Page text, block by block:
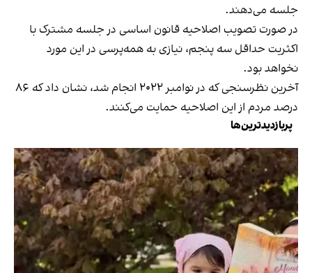
جلسه می‌دهند.
در صورت تصویب اصلاحیه قانون اساسی در جلسه مشترک با
اکثریت حداقل سه پنجم، نیازی به همه‌پرسی در این مورد
نخواهد بود.
آخرین نظرسنجی که در نوامبر ۲۰۲۲ انجام شد، نشان داد که ۸۶
درصد مردم از این اصلاحیه حمایت می‌کنند.
پربازدیدترین‌ها